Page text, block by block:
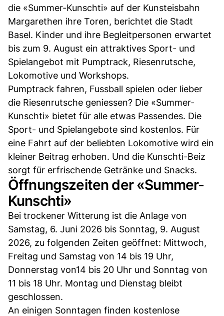
die «Summer-Kunschti» auf der Kunsteisbahn
Margarethen ihre Toren, berichtet die Stadt
Basel. Kinder und ihre Begleitpersonen erwartet
bis zum 9. August ein attraktives Sport- und
Spielangebot mit Pumptrack, Riesenrutsche,
Lokomotive und Workshops.
Pumptrack fahren, Fussball spielen oder lieber
die Riesenrutsche geniessen? Die «Summer-
Kunschti» bietet für alle etwas Passendes. Die
Sport- und Spielangebote sind kostenlos. Für
eine Fahrt auf der beliebten Lokomotive wird ein
kleiner Beitrag erhoben. Und die Kunschti-Beiz
sorgt für erfrischende Getränke und Snacks.
Öffnungszeiten der «Summer-
Kunschti»
Bei trockener Witterung ist die Anlage von
Samstag, 6. Juni 2026 bis Sonntag, 9. August
2026, zu folgenden Zeiten geöffnet: Mittwoch,
Freitag und Samstag von 14 bis 19 Uhr,
Donnerstag von14 bis 20 Uhr und Sonntag von
11 bis 18 Uhr. Montag und Dienstag bleibt
geschlossen.
An einigen Sonntagen finden kostenlose